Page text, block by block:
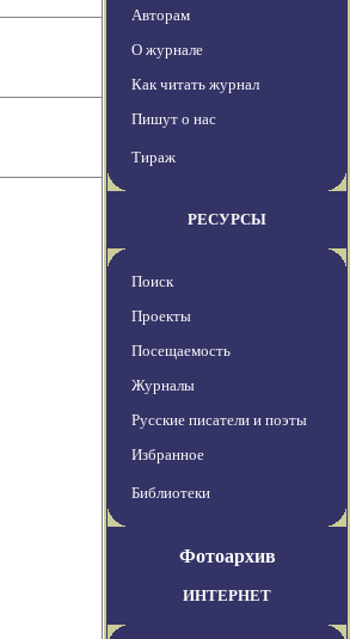
Авторам
О журнале
Как читать журнал
Пишут о нас
Тираж
РЕСУРСЫ
Поиск
Проекты
Посещаемость
Журналы
Русские писатели и поэты
Избранное
Библиотеки
Фотоархив
ИНТЕРНЕТ